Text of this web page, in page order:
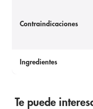
Contraindicaciones
Ingredientes
Te puede